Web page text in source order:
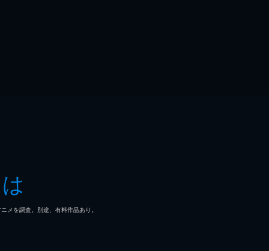
を調査。別途、有料作品あり。